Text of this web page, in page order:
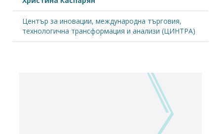
Център за иновации, международна търговия,
технологична трансформация и анализи (ЦИНТРА)